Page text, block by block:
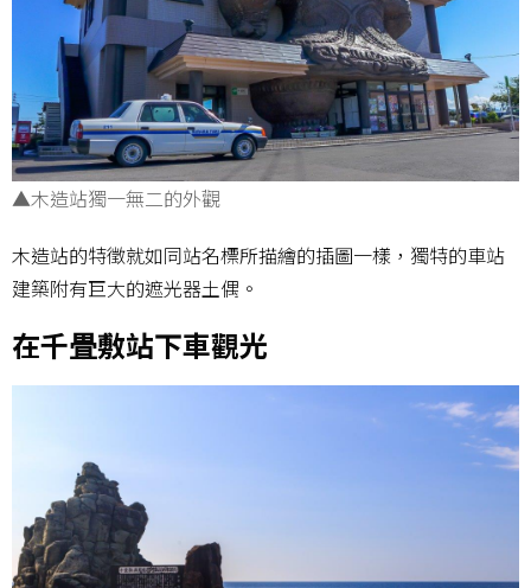
▲木造站獨一無二的外觀
木造站的特徵就如同站名標所描繪的插圖一樣，獨特的車站
建築附有巨大的遮光器土偶。
在千畳敷站下車觀光